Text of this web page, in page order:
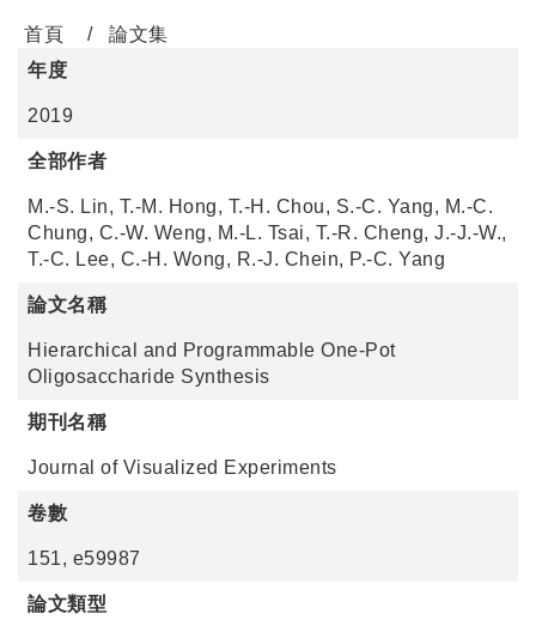
首頁
論文集
年度
2019
全部作者
M.-S. Lin, T.-M. Hong, T.-H. Chou, S.-C. Yang, M.-C.
Chung, C.-W. Weng, M.-L. Tsai, T.-R. Cheng, J.-J.-W.,
T.-C. Lee, C.-H. Wong, R.-J. Chein, P.-C. Yang
論文名稱
Hierarchical and Programmable One-Pot
Oligosaccharide Synthesis
期刊名稱
Journal of Visualized Experiments
卷數
151, e59987
論文類型